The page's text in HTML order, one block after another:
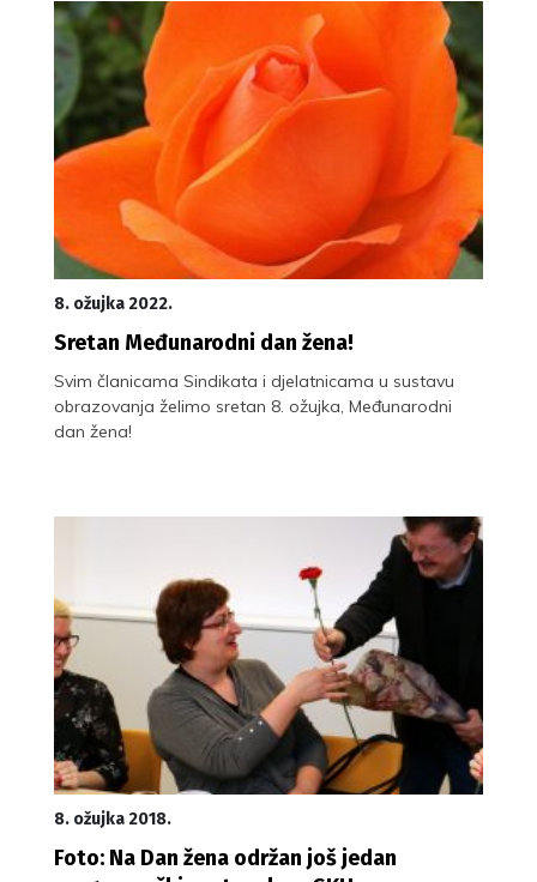
8. ožujka 2022.
Sretan Međunarodni dan žena!
Svim članicama Sindikata i djelatnicama u sustavu
obrazovanja želimo sretan 8. ožujka, Međunarodni
dan žena!
8. ožujka 2018.
Foto: Na Dan žena održan još jedan